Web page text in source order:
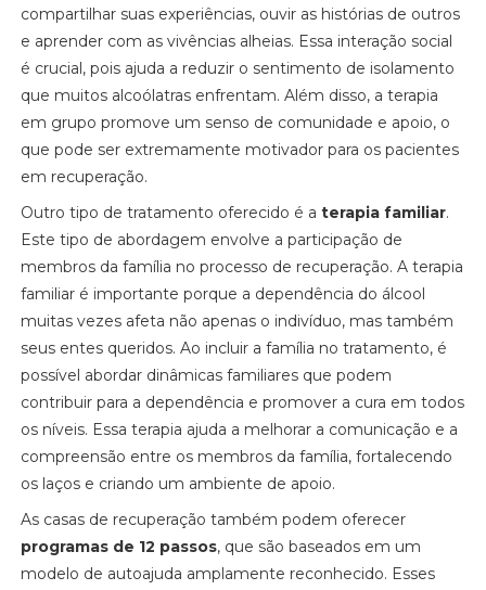
compartilhar suas experiências, ouvir as histórias de outros
e aprender com as vivências alheias. Essa interação social
é crucial, pois ajuda a reduzir o sentimento de isolamento
que muitos alcoólatras enfrentam. Além disso, a terapia
em grupo promove um senso de comunidade e apoio, o
que pode ser extremamente motivador para os pacientes
em recuperação.
Outro tipo de tratamento oferecido é aterapia familiar.
Este tipo de abordagem envolve a participação de
membros da família no processo de recuperação. A terapia
familiar é importante porque a dependência do álcool
muitas vezes afeta não apenas o indivíduo, mas também
seus entes queridos. Ao incluir a família no tratamento, é
possível abordar dinâmicas familiares que podem
contribuir para a dependência e promover a cura em todos
os níveis. Essa terapia ajuda a melhorar a comunicação e a
compreensão entre os membros da família, fortalecendo
os laços e criando um ambiente de apoio.
As casas de recuperação também podem oferecer
programas de 12 passos, que são baseados em um
modelo de autoajuda amplamente reconhecido. Esses